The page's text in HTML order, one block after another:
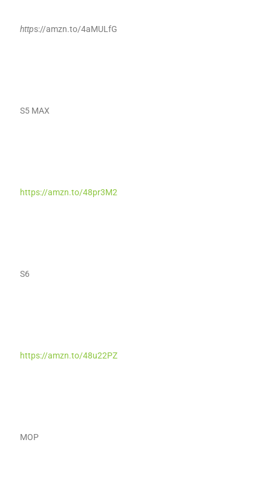
https://amzn.to/4aMULfG
S5 MAX
https://amzn.to/48pr3M2
S6
https://amzn.to/48u22PZ
MOP